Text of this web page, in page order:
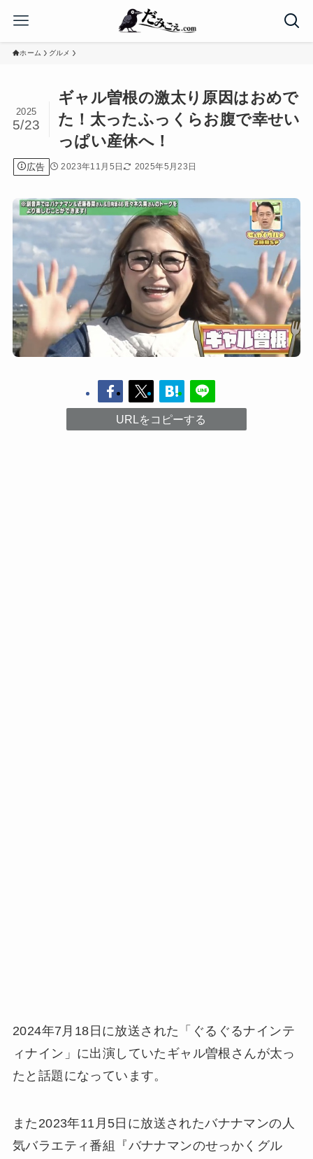
ホーム グルメ
ギャル曽根の激太り原因はおめで
た！太ったふっくらお腹で幸せい
っぱい産休へ！
2025
5/23
広告 2023年11月5日 2025年5月23日
URLをコピーする
2024年7月18日に放送された「ぐるぐるナインテ
ィナイン」に出演していたギャル曽根さんが太っ
たと話題になっています。
また2023年11月5日に放送されたバナナマンの人
気バラエティ番組『バナナマンのせっかくグル